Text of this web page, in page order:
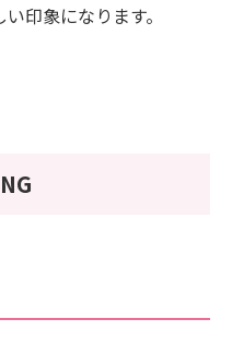
印象になります。